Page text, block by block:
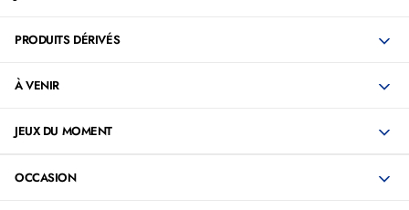
PRODUITS DÉRIVÉS
À VENIR
JEUX DU MOMENT
OCCASION